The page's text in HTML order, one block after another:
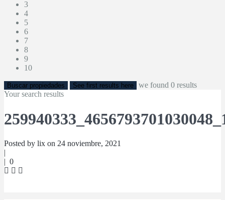
3
4
5
6
7
8
9
10
Buscar propiedades See first results here we found 0 results
Your search results
Posted by lix on 24 noviembre, 2021
|
| 0